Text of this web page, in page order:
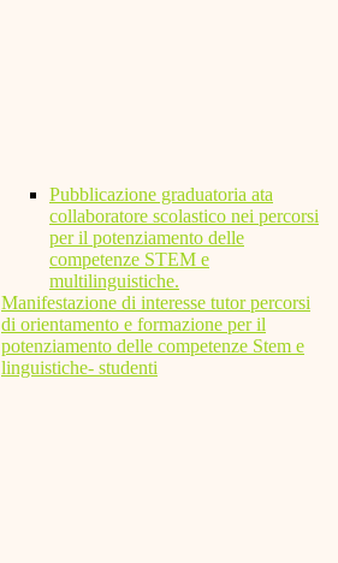
Pubblicazione graduatoria ata
collaboratore scolastico nei percorsi
per il potenziamento delle
competenze STEM e
multilinguistiche.
Manifestazione di interesse tutor percorsi
di orientamento e formazione per il
potenziamento delle competenze Stem e
linguistiche- studenti